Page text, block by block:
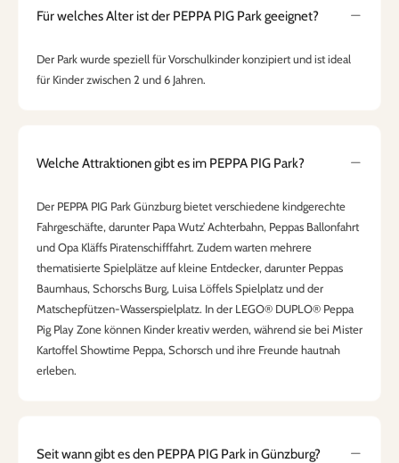
Für welches Alter ist der PEPPA PIG Park geeignet?
Der Park wurde speziell für Vorschulkinder konzipiert und ist ideal
für Kinder zwischen 2 und 6 Jahren.
Welche Attraktionen gibt es im PEPPA PIG Park?
Der PEPPA PIG Park Günzburg bietet verschiedene kindgerechte
Fahrgeschäfte, darunter Papa Wutz’ Achterbahn, Peppas Ballonfahrt
und Opa Kläffs Piratenschifffahrt. Zudem warten mehrere
thematisierte Spielplätze auf kleine Entdecker, darunter Peppas
Baumhaus, Schorschs Burg, Luisa Löffels Spielplatz und der
Matschepfützen-Wasserspielplatz. In der LEGO® DUPLO® Peppa
Pig Play Zone können Kinder kreativ werden, während sie bei Mister
Kartoffel Showtime Peppa, Schorsch und ihre Freunde hautnah
erleben.
Seit wann gibt es den PEPPA PIG Park in Günzburg?